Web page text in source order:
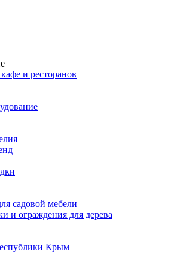
и ресторанов
садовой мебели
и ограждения для дерева
Крым